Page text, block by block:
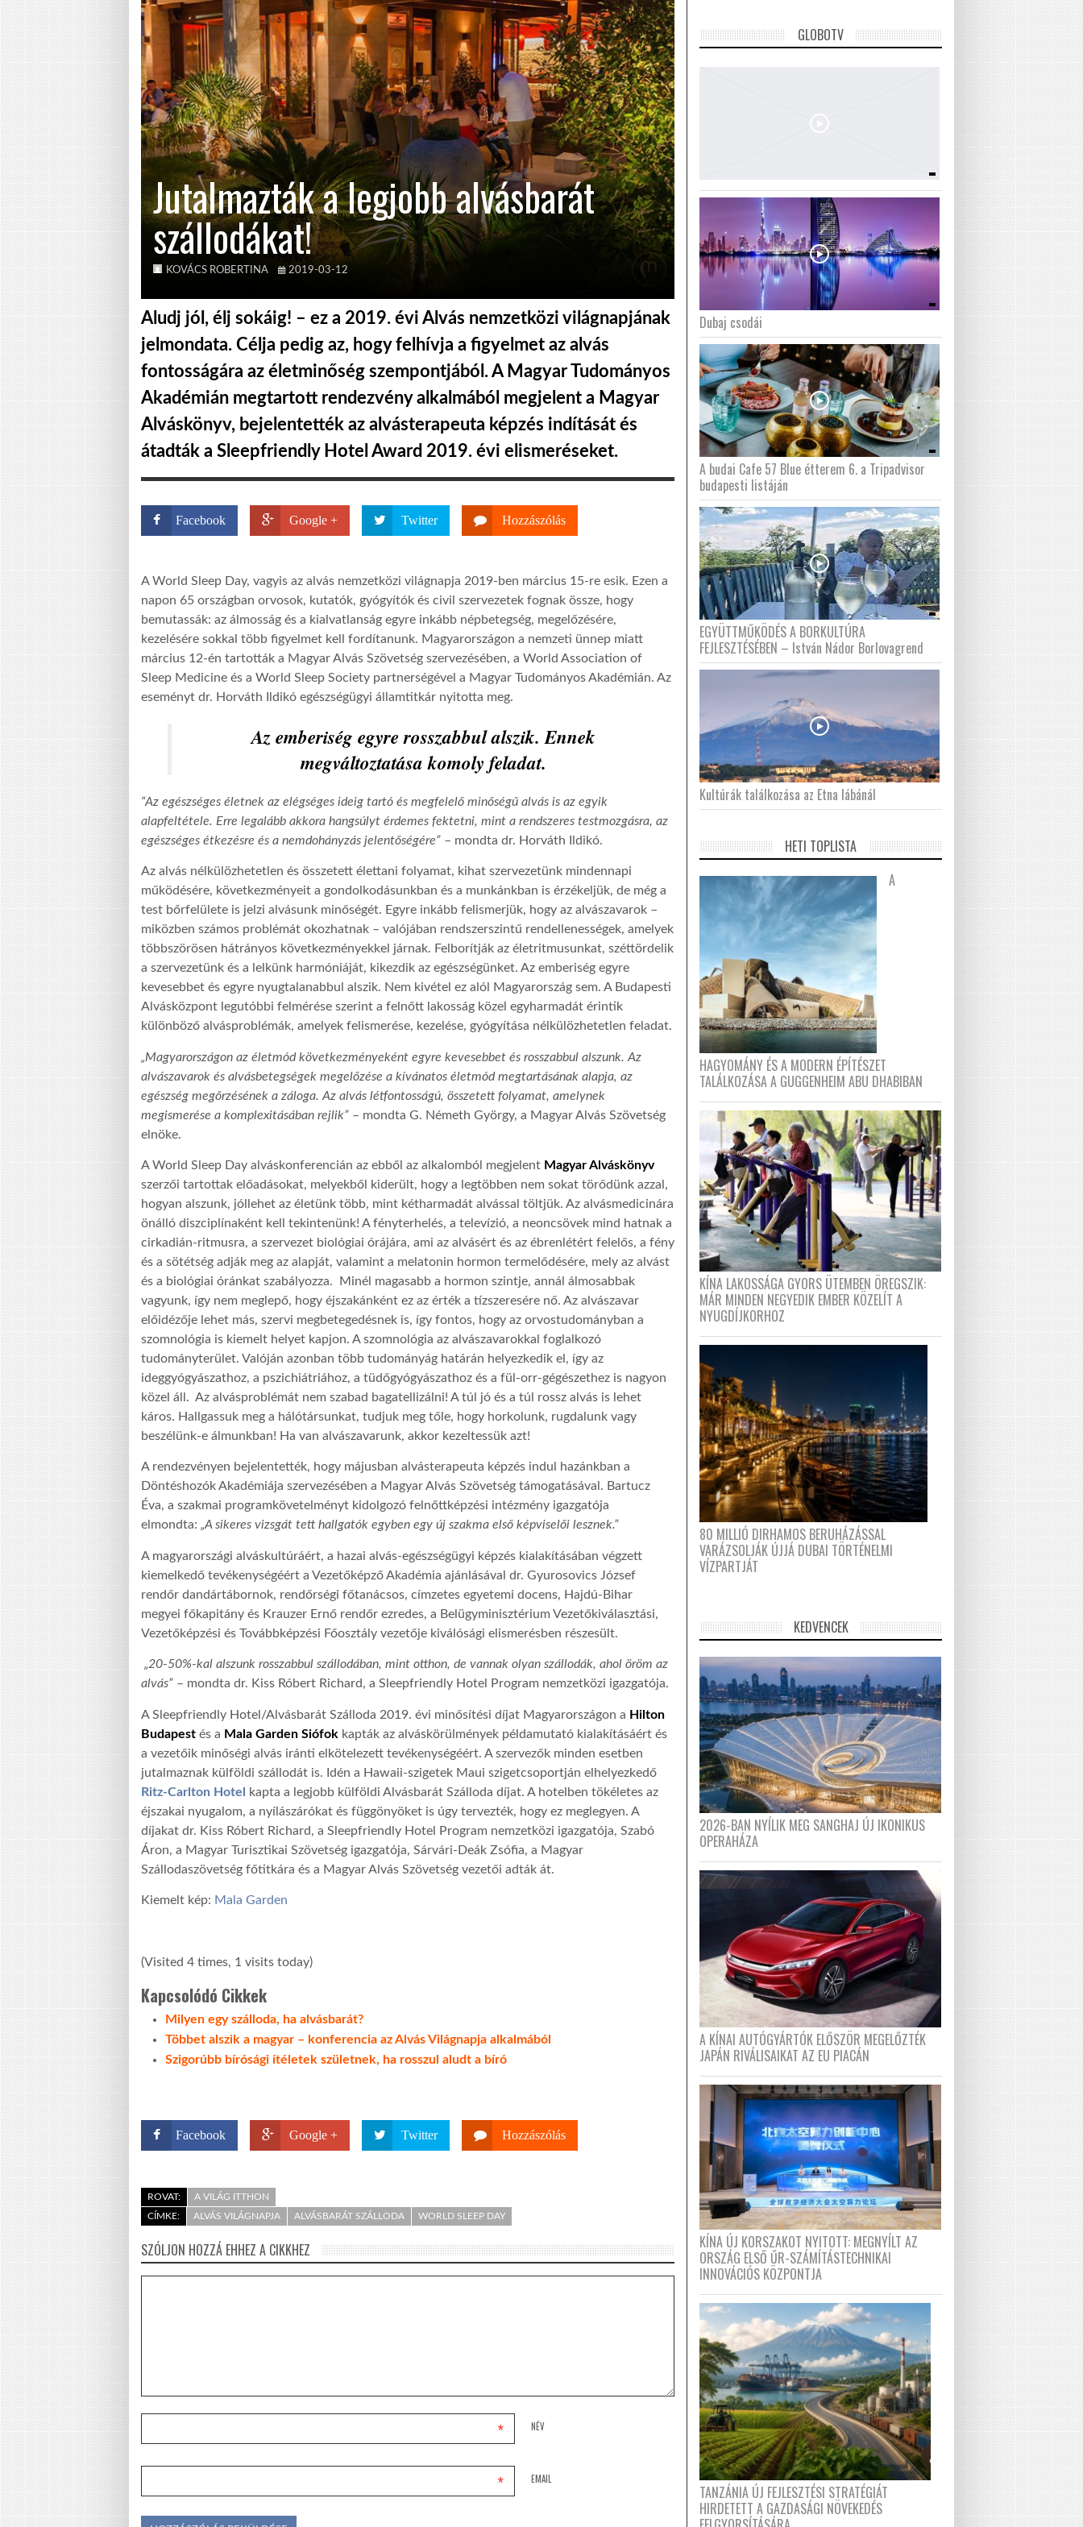
Jutalmazták a legjobb alvásbarát
szállodákat!
KOVÁCS ROBERTINA 2019-03-12
Aludj jól, élj sokáig! – ez a 2019. évi Alvás nemzetközi világnapjának
jelmondata. Célja pedig az, hogy felhívja a figyelmet az alvás
fontosságára az életminőség szempontjából. A Magyar Tudományos
Akadémián megtartott rendezvény alkalmából megjelent a Magyar
Alváskönyv, bejelentették az alvásterapeuta képzés indítását és
átadták a Sleepfriendly Hotel Award 2019. évi elismeréseket.
Facebook Google + Twitter Hozzászólás
A World Sleep Day, vagyis az alvás nemzetközi világnapja 2019-ben március 15-re esik. Ezen a
napon 65 országban orvosok, kutatók, gyógyítók és civil szervezetek fognak össze, hogy
bemutassák: az álmosság és a kialvatlanság egyre inkább népbetegség, megelőzésére,
kezelésére sokkal több figyelmet kell fordítanunk. Magyarországon a nemzeti ünnep miatt
március 12-én tartották a Magyar Alvás Szövetség szervezésében, a World Association of
Sleep Medicine és a World Sleep Society partnerségével a Magyar Tudományos Akadémián. Az
eseményt dr. Horváth Ildikó egészségügyi államtitkár nyitotta meg.
Az emberiség egyre rosszabbul alszik. Ennek
megváltoztatása komoly feladat.
“Az egészséges életnek az elégséges ideig tartó és megfelelő minőségű alvás is az egyik
alapfeltétele. Erre legalább akkora hangsúlyt érdemes fektetni, mint a rendszeres testmozgásra, az
egészséges étkezésre és a nemdohányzás jelentőségére” – mondta dr. Horváth Ildikó.
Az alvás nélkülözhetetlen és összetett élettani folyamat, kihat szervezetünk mindennapi
működésére, következményeit a gondolkodásunkban és a munkánkban is érzékeljük, de még a
test bőrfelülete is jelzi alvásunk minőségét. Egyre inkább felismerjük, hogy az alvászavarok –
miközben számos problémát okozhatnak – valójában rendszerszintű rendellenességek, amelyek
többszörösen hátrányos következményekkel járnak. Felborítják az életritmusunkat, széttördelik
a szervezetünk és a lelkünk harmóniáját, kikezdik az egészségünket. Az emberiség egyre
kevesebbet és egyre nyugtalanabbul alszik. Nem kivétel ez alól Magyarország sem. A Budapesti
Alvásközpont legutóbbi felmérése szerint a felnőtt lakosság közel egyharmadát érintik
különböző alvásproblémák, amelyek felismerése, kezelése, gyógyítása nélkülözhetetlen feladat.
„Magyarországon az életmód következményeként egyre kevesebbet és rosszabbul alszunk. Az
alvászavarok és alvásbetegségek megelőzése a kívánatos életmód megtartásának alapja, az
egészség megőrzésének a záloga. Az alvás létfontosságú, összetett folyamat, amelynek
megismerése a komplexitásában rejlik” – mondta G. Németh György, a Magyar Alvás Szövetség
elnöke.
A World Sleep Day alváskonferencián az ebből az alkalomból megjelent Magyar Alváskönyv
szerzői tartottak előadásokat, melyekből kiderült, hogy a legtöbben nem sokat törődünk azzal,
hogyan alszunk, jóllehet az életünk több, mint kétharmadát alvással töltjük. Az alvásmedicinára
önálló diszciplínaként kell tekintenünk! A fényterhelés, a televízió, a neoncsövek mind hatnak a
cirkadián-ritmusra, a szervezet biológiai órájára, ami az alvásért és az ébrenlétért felelős, a fény
és a sötétség adják meg az alapját, valamint a melatonin hormon termelődésére, mely az alvást
és a biológiai óránkat szabályozza. Minél magasabb a hormon szintje, annál álmosabbak
vagyunk, így nem meglepő, hogy éjszakánként ez az érték a tízszeresére nő. Az alvászavar
előidézője lehet más, szervi megbetegedésnek is, így fontos, hogy az orvostudományban a
szomnológia is kiemelt helyet kapjon. A szomnológia az alvászavarokkal foglalkozó
tudományterület. Valóján azonban több tudományág határán helyezkedik el, így az
ideggyógyászathoz, a pszichiátriához, a tüdőgyógyászathoz és a fül-orr-gégészethez is nagyon
közel áll. Az alvásproblémát nem szabad bagatellizálni! A túl jó és a túl rossz alvás is lehet
káros. Hallgassuk meg a hálótársunkat, tudjuk meg tőle, hogy horkolunk, rugdalunk vagy
beszélünk-e álmunkban! Ha van alvászavarunk, akkor kezeltessük azt!
A rendezvényen bejelentették, hogy májusban alvásterapeuta képzés indul hazánkban a
Döntéshozók Akadémiája szervezésében a Magyar Alvás Szövetség támogatásával. Bartucz
Éva, a szakmai programkövetelményt kidolgozó felnőttképzési intézmény igazgatója
elmondta: „A sikeres vizsgát tett hallgatók egyben egy új szakma első képviselői lesznek.”
A magyarországi alváskultúráért, a hazai alvás-egészségügyi képzés kialakításában végzett
kiemelkedő tevékenységéért a Vezetőképző Akadémia ajánlásával dr. Gyurosovics József
rendőr dandártábornok, rendőrségi főtanácsos, címzetes egyetemi docens, Hajdú-Bihar
megyei főkapitány és Krauzer Ernő rendőr ezredes, a Belügyminisztérium Vezetőkiválasztási,
Vezetőképzési és Továbbképzési Főosztály vezetője kiválósági elismerésben részesült.
„20-50%-kal alszunk rosszabbul szállodában, mint otthon, de vannak olyan szállodák, ahol öröm az
alvás” – mondta dr. Kiss Róbert Richard, a Sleepfriendly Hotel Program nemzetközi igazgatója.
A Sleepfriendly Hotel/Alvásbarát Szálloda 2019. évi minősítési díjat Magyarországon a Hilton
Budapest és a Mala Garden Siófok kapták az alváskörülmények példamutató kialakításáért és
a vezetőik minőségi alvás iránti elkötelezett tevékenységéért. A szervezők minden esetben
jutalmaznak külföldi szállodát is. Idén a Hawaii-szigetek Maui szigetcsoportján elhelyezkedő
Ritz-Carlton Hotel kapta a legjobb külföldi Alvásbarát Szálloda díjat. A hotelben tökéletes az
éjszakai nyugalom, a nyílászárókat és függönyöket is úgy tervezték, hogy ez meglegyen. A
díjakat dr. Kiss Róbert Richard, a Sleepfriendly Hotel Program nemzetközi igazgatója, Szabó
Áron, a Magyar Turisztikai Szövetség igazgatója, Sárvári-Deák Zsófia, a Magyar
Szállodaszövetség főtitkára és a Magyar Alvás Szövetség vezetői adták át.
Kiemelt kép: Mala Garden
(Visited 4 times, 1 visits today)
Kapcsolódó Cikkek
Milyen egy szálloda, ha alvásbarát?
Többet alszik a magyar – konferencia az Alvás Világnapja alkalmából
Szigorúbb bírósági ítéletek születnek, ha rosszul aludt a bíró
Facebook Google + Twitter Hozzászólás
ROVAT:
A VILÁG ITTHON
CÍMKE:
ALVÁS VILÁGNAPJA ALVÁSBARÁT SZÁLLODA WORLD SLEEP DAY
SZÓLJON HOZZÁ EHHEZ A CIKKHEZ
NÉV
*
EMAIL
*
GLOBOTV
Dubaj csodái
A budai Cafe 57 Blue étterem 6. a Tripadvisor
budapesti listáján
EGYÜTTMŰKÖDÉS A BORKULTÚRA
FEJLESZTÉSÉBEN – István Nádor Borlovagrend
Kultúrák találkozása az Etna lábánál
HETI TOPLISTA
A
HAGYOMÁNY ÉS A MODERN ÉPÍTÉSZET
TALÁLKOZÁSA A GUGGENHEIM ABU DHABIBAN
KÍNA LAKOSSÁGA GYORS ÜTEMBEN ÖREGSZIK:
MÁR MINDEN NEGYEDIK EMBER KÖZELÍT A
NYUGDÍJKORHOZ
80 MILLIÓ DIRHAMOS BERUHÁZÁSSAL
VARÁZSOLJÁK ÚJJÁ DUBAI TÖRTÉNELMI
VÍZPARTJÁT
KEDVENCEK
2026-BAN NYÍLIK MEG SANGHAJ ÚJ IKONIKUS
OPERAHÁZA
A KÍNAI AUTÓGYÁRTÓK ELŐSZÖR MEGELŐZTÉK
JAPÁN RIVÁLISAIKAT AZ EU PIACÁN
KÍNA ÚJ KORSZAKOT NYITOTT: MEGNYÍLT AZ
ORSZÁG ELSŐ ŰR-SZÁMÍTÁSTECHNIKAI
INNOVÁCIÓS KÖZPONTJA
TANZÁNIA ÚJ FEJLESZTÉSI STRATÉGIÁT
HIRDETETT A GAZDASÁGI NÖVEKEDÉS